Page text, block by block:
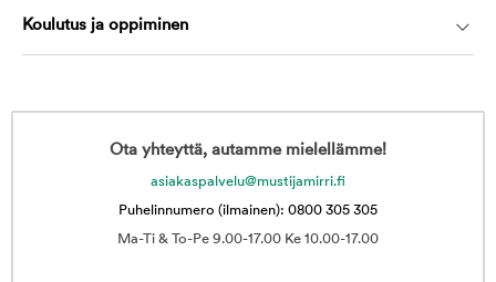
Koulutus ja oppiminen
Ota yhteyttä, autamme mielellämme!
asiakaspalvelu@mustijamirri.fi
Puhelinnumero (ilmainen): 0800 305 305
Ma-Ti & To-Pe 9.00-17.00 Ke 10.00-17.00